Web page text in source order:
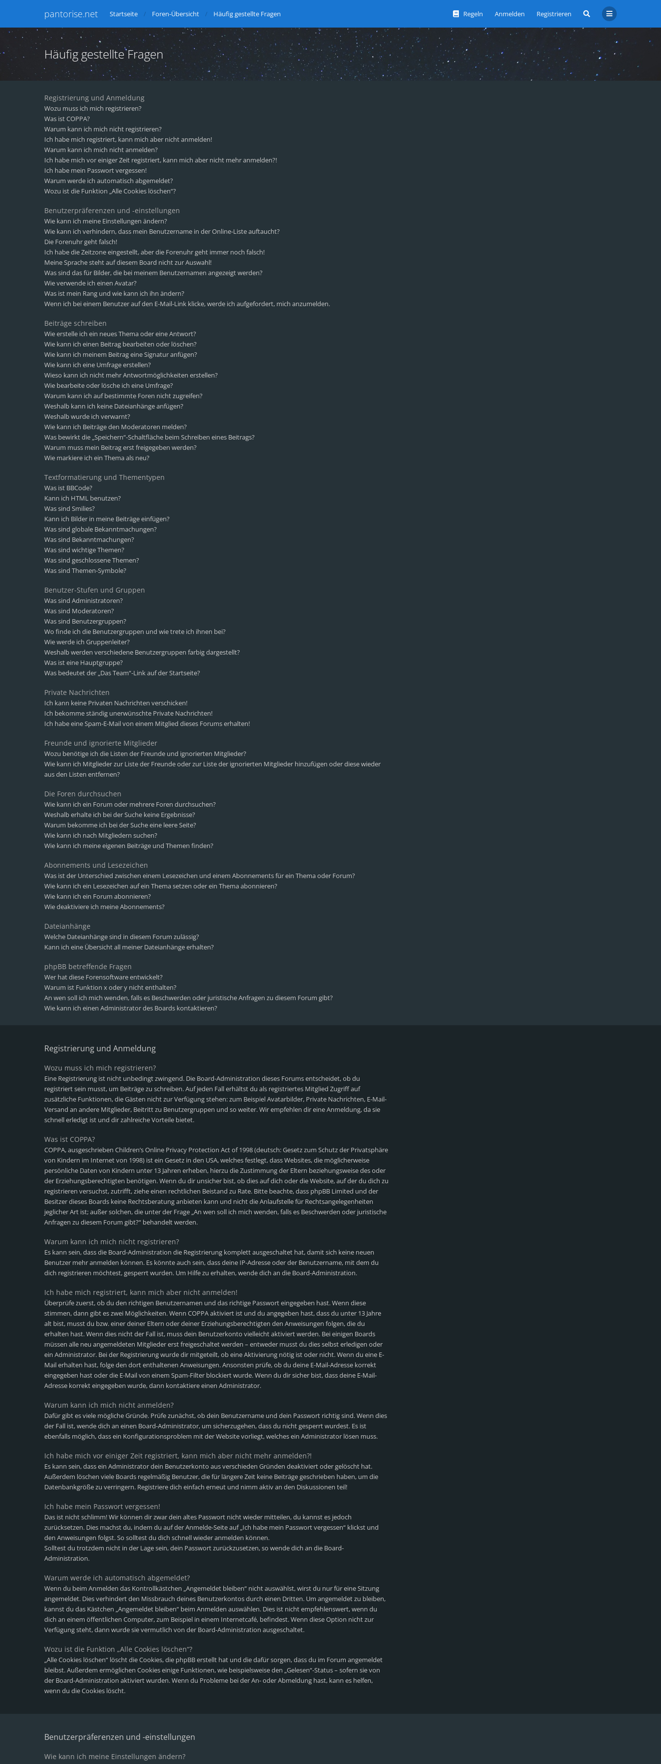
pantorise.net Regeln Anmelden Registrieren
Startseite Foren-Übersicht Häufig gestellte Fragen
Häufig gestellte Fragen
Registrierung und Anmeldung
Wozu muss ich mich registrieren?
Was ist COPPA?
Warum kann ich mich nicht registrieren?
Ich habe mich registriert, kann mich aber nicht anmelden!
Warum kann ich mich nicht anmelden?
Ich habe mich vor einiger Zeit registriert, kann mich aber nicht mehr anmelden?!
Ich habe mein Passwort vergessen!
Warum werde ich automatisch abgemeldet?
Wozu ist die Funktion „Alle Cookies löschen“?
Benutzerpräferenzen und -einstellungen
Wie kann ich meine Einstellungen ändern?
Wie kann ich verhindern, dass mein Benutzername in der Online-Liste auftaucht?
Die Forenuhr geht falsch!
Ich habe die Zeitzone eingestellt, aber die Forenuhr geht immer noch falsch!
Meine Sprache steht auf diesem Board nicht zur Auswahl!
Was sind das für Bilder, die bei meinem Benutzernamen angezeigt werden?
Wie verwende ich einen Avatar?
Was ist mein Rang und wie kann ich ihn ändern?
Wenn ich bei einem Benutzer auf den E-Mail-Link klicke, werde ich aufgefordert, mich anzumelden.
Beiträge schreiben
Wie erstelle ich ein neues Thema oder eine Antwort?
Wie kann ich einen Beitrag bearbeiten oder löschen?
Wie kann ich meinem Beitrag eine Signatur anfügen?
Wie kann ich eine Umfrage erstellen?
Wieso kann ich nicht mehr Antwortmöglichkeiten erstellen?
Wie bearbeite oder lösche ich eine Umfrage?
Warum kann ich auf bestimmte Foren nicht zugreifen?
Weshalb kann ich keine Dateianhänge anfügen?
Weshalb wurde ich verwarnt?
Wie kann ich Beiträge den Moderatoren melden?
Was bewirkt die „Speichern“-Schaltfläche beim Schreiben eines Beitrags?
Warum muss mein Beitrag erst freigegeben werden?
Wie markiere ich ein Thema als neu?
Textformatierung und Thementypen
Was ist BBCode?
Kann ich HTML benutzen?
Was sind Smilies?
Kann ich Bilder in meine Beiträge einfügen?
Was sind globale Bekanntmachungen?
Was sind Bekanntmachungen?
Was sind wichtige Themen?
Was sind geschlossene Themen?
Was sind Themen-Symbole?
Benutzer-Stufen und Gruppen
Was sind Administratoren?
Was sind Moderatoren?
Was sind Benutzergruppen?
Wo finde ich die Benutzergruppen und wie trete ich ihnen bei?
Wie werde ich Gruppenleiter?
Weshalb werden verschiedene Benutzergruppen farbig dargestellt?
Was ist eine Hauptgruppe?
Was bedeutet der „Das Team“-Link auf der Startseite?
Private Nachrichten
Ich kann keine Privaten Nachrichten verschicken!
Ich bekomme ständig unerwünschte Private Nachrichten!
Ich habe eine Spam-E-Mail von einem Mitglied dieses Forums erhalten!
Freunde und ignorierte Mitglieder
Wozu benötige ich die Listen der Freunde und ignorierten Mitglieder?
Wie kann ich Mitglieder zur Liste der Freunde oder zur Liste der ignorierten Mitglieder hinzufügen oder diese wieder
aus den Listen entfernen?
Die Foren durchsuchen
Wie kann ich ein Forum oder mehrere Foren durchsuchen?
Weshalb erhalte ich bei der Suche keine Ergebnisse?
Warum bekomme ich bei der Suche eine leere Seite?
Wie kann ich nach Mitgliedern suchen?
Wie kann ich meine eigenen Beiträge und Themen finden?
Abonnements und Lesezeichen
Was ist der Unterschied zwischen einem Lesezeichen und einem Abonnements für ein Thema oder Forum?
Wie kann ich ein Lesezeichen auf ein Thema setzen oder ein Thema abonnieren?
Wie kann ich ein Forum abonnieren?
Wie deaktiviere ich meine Abonnements?
Dateianhänge
Welche Dateianhänge sind in diesem Forum zulässig?
Kann ich eine Übersicht all meiner Dateianhänge erhalten?
phpBB betreffende Fragen
Wer hat diese Forensoftware entwickelt?
Warum ist Funktion x oder y nicht enthalten?
An wen soll ich mich wenden, falls es Beschwerden oder juristische Anfragen zu diesem Forum gibt?
Wie kann ich einen Administrator des Boards kontaktieren?
Registrierung und Anmeldung
Wozu muss ich mich registrieren?
Eine Registrierung ist nicht unbedingt zwingend. Die Board-Administration dieses Forums entscheidet, ob du
registriert sein musst, um Beiträge zu schreiben. Auf jeden Fall erhältst du als registriertes Mitglied Zugriff auf
zusätzliche Funktionen, die Gästen nicht zur Verfügung stehen: zum Beispiel Avatarbilder, Private Nachrichten, E-Mail-
Versand an andere Mitglieder, Beitritt zu Benutzergruppen und so weiter. Wir empfehlen dir eine Anmeldung, da sie
schnell erledigt ist und dir zahlreiche Vorteile bietet.
Was ist COPPA?
COPPA, ausgeschrieben Children’s Online Privacy Protection Act of 1998 (deutsch: Gesetz zum Schutz der Privatsphäre
von Kindern im Internet von 1998) ist ein Gesetz in den USA, welches festlegt, dass Websites, die möglicherweise
persönliche Daten von Kindern unter 13 Jahren erheben, hierzu die Zustimmung der Eltern beziehungsweise des oder
der Erziehungsberechtigten benötigen. Wenn du dir unsicher bist, ob dies auf dich oder die Website, auf der du dich zu
registrieren versuchst, zutrifft, ziehe einen rechtlichen Beistand zu Rate. Bitte beachte, dass phpBB Limited und der
Besitzer dieses Boards keine Rechtsberatung anbieten kann und nicht die Anlaufstelle für Rechtsangelegenheiten
jeglicher Art ist; außer solchen, die unter der Frage „An wen soll ich mich wenden, falls es Beschwerden oder juristische
Anfragen zu diesem Forum gibt?“ behandelt werden.
Warum kann ich mich nicht registrieren?
Es kann sein, dass die Board-Administration die Registrierung komplett ausgeschaltet hat, damit sich keine neuen
Benutzer mehr anmelden können. Es könnte auch sein, dass deine IP-Adresse oder der Benutzername, mit dem du
dich registrieren möchtest, gesperrt wurden. Um Hilfe zu erhalten, wende dich an die Board-Administration.
Ich habe mich registriert, kann mich aber nicht anmelden!
Überprüfe zuerst, ob du den richtigen Benutzernamen und das richtige Passwort eingegeben hast. Wenn diese
stimmen, dann gibt es zwei Möglichkeiten. Wenn COPPAaktiviert ist und du angegeben hast, dass du unter 13 Jahre
alt bist, musst du bzw. einer deiner Eltern oder deiner Erziehungsberechtigten den Anweisungen folgen, die du
erhalten hast. Wenn dies nicht der Fall ist, muss dein Benutzerkonto vielleicht aktiviert werden. Bei einigen Boards
müssen alle neu angemeldeten Mitglieder erst freigeschaltet werden – entweder musst du dies selbst erledigen oder
ein Administrator. Bei der Registrierung wurde dir mitgeteilt, ob eine Aktivierung nötig ist oder nicht. Wenn du eine E-
Mail erhalten hast, folge den dort enthaltenen Anweisungen. Ansonsten prüfe, ob du deine E-Mail-Adresse korrekt
eingegeben hast oder die E-Mail von einem Spam-Filter blockiert wurde. Wenn du dir sicher bist, dass deine E-Mail-
Adresse korrekt eingegeben wurde, dann kontaktiere einen Administrator.
Warum kann ich mich nicht anmelden?
Dafür gibt es viele mögliche Gründe. Prüfe zunächst, ob dein Benutzername und dein Passwort richtig sind. Wenn dies
der Fall ist, wende dich an einen Board-Administrator, um sicherzugehen, dass du nicht gesperrt wurdest. Es ist
ebenfalls möglich, dass ein Konfigurationsproblem mit der Website vorliegt, welches ein Administrator lösen muss.
Ich habe mich vor einiger Zeit registriert, kann mich aber nicht mehr anmelden?!
Es kann sein, dass ein Administrator dein Benutzerkonto aus verschieden Gründen deaktiviert oder gelöscht hat.
Außerdem löschen viele Boards regelmäßig Benutzer, die für längere Zeit keine Beiträge geschrieben haben, um die
Datenbankgröße zu verringern. Registriere dich einfach erneut und nimm aktiv an den Diskussionen teil!
Ich habe mein Passwort vergessen!
Das ist nicht schlimm! Wir können dir zwar dein altes Passwort nicht wieder mitteilen, du kannst es jedoch
zurücksetzen. Dies machst du, indem du auf der Anmelde-Seite auf „Ich habe mein Passwort vergessen“ klickst und
den Anweisungen folgst. So solltest du dich schnell wieder anmelden können.
Solltest du trotzdem nicht in der Lage sein, dein Passwort zurückzusetzen, so wende dich an die Board-
Administration.
Warum werde ich automatisch abgemeldet?
Wenn du beim Anmelden das Kontrollkästchen „Angemeldet bleiben“ nicht auswählst, wirst du nur für eine Sitzung
angemeldet. Dies verhindert den Missbrauch deines Benutzerkontos durch einen Dritten. Um angemeldet zu bleiben,
kannst du das Kästchen „Angemeldet bleiben“ beim Anmelden auswählen. Dies ist nicht empfehlenswert, wenn du
dich an einem öffentlichen Computer, zum Beispiel in einem Internetcafé, befindest. Wenn diese Option nicht zur
Verfügung steht, dann wurde sie vermutlich von der Board-Administration ausgeschaltet.
Wozu ist die Funktion „Alle Cookies löschen“?
„Alle Cookies löschen“ löscht die Cookies, die phpBB erstellt hat und die dafür sorgen, dass du im Forum angemeldet
bleibst. Außerdem ermöglichen Cookies einige Funktionen, wie beispielsweise den „Gelesen“-Status – sofern sie von
der Board-Administration aktiviert wurden. Wenn du Probleme bei der An- oder Abmeldung hast, kann es helfen,
wenn du die Cookies löscht.
Benutzerpräferenzen und -einstellungen
Wie kann ich meine Einstellungen ändern?